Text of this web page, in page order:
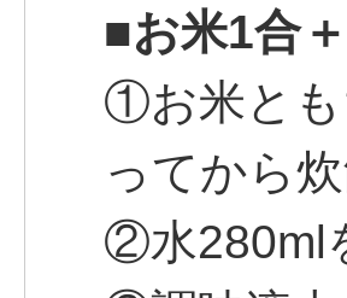
■お米1合
①お米とも
ってから
②水280ml